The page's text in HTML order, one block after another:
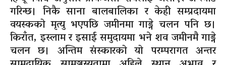
गरिन्छ। निकै साना बालबालिका र केही सम्प्रदायमा
वयस्कको मृत्यु भएपछि जमीनमा गाड्ने चलन पनि छ।
किराँत, इस्लाम र इसाई समुदायमा भने शव जमीनमै गाड्ने
चलन छ। अन्तिम संस्कारको यो परम्परागत अन्तर